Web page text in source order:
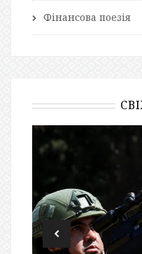
Фінансова поезія